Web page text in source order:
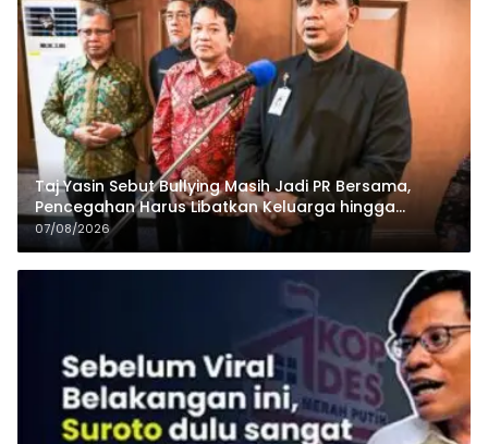
Taj Yasin Sebut Bullying Masih Jadi PR Bersama,
Pencegahan Harus Libatkan Keluarga hingga
Pesantren
07/08/2026